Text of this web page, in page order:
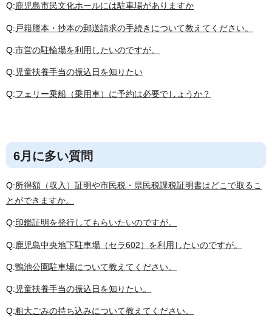
Q:鹿児島市民文化ホールには駐車場がありますか
Q: 戸籍謄本・抄本の郵送請求の手続きについて教えてください。
Q:市営の駐輪場を利用したいのですが。
Q:児童扶養手当の振込日を知りたい
Q:フェリー乗船（乗用車）に予約は必要でしょうか？
6月に多い質問
Q:所得額（収入）証明や市民税・県民税課税証明書はどこで取るこ
とができますか。
Q:印鑑証明を発行してもらいたいのですが。
Q:鹿児島中央地下駐車場（セラ602）を利用したいのですが。
Q:鴨池公園駐車場について教えてください。
Q:児童扶養手当の振込日を知りたい。
Q:粗大ごみの持ち込みについて教えてください。